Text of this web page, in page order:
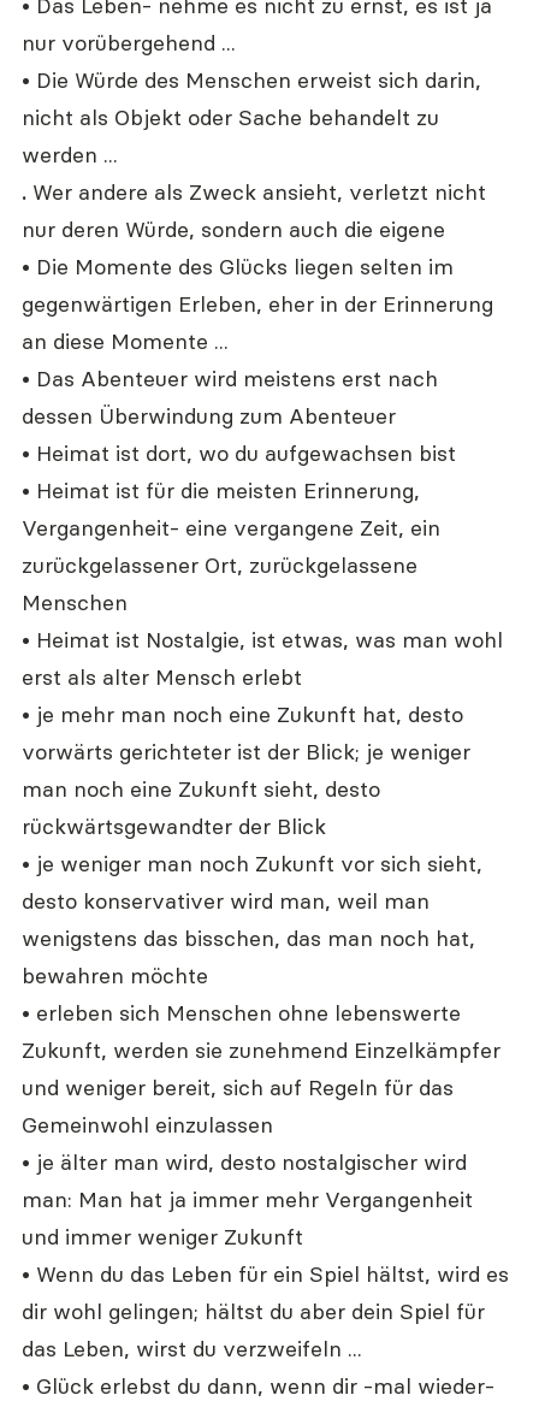
nur vorübergehend ...
• Die Würde des Menschen erweist sich darin,
nicht als Objekt oder Sache behandelt zu
werden ...
. Wer andere als Zweck ansieht, verletzt nicht
nur deren Würde, sondern auch die eigene
• Die Momente des Glücks liegen selten im
gegenwärtigen Erleben, eher in der Erinnerung
an diese Momente ...
• Das Abenteuer wird meistens erst nach
dessen Überwindung zum Abenteuer
• Heimat ist dort, wo du aufgewachsen bist
• Heimat ist für die meisten Erinnerung,
Vergangenheit- eine vergangene Zeit, ein
zurückgelassener Ort, zurückgelassene
Menschen
• Heimat ist Nostalgie, ist etwas, was man wohl
erst als alter Mensch erlebt
• je mehr man noch eine Zukunft hat, desto
vorwärts gerichteter ist der Blick; je weniger
man noch eine Zukunft sieht, desto
rückwärtsgewandter der Blick
• je weniger man noch Zukunft vor sich sieht,
desto konservativer wird man, weil man
wenigstens das bisschen, das man noch hat,
bewahren möchte
• erleben sich Menschen ohne lebenswerte
Zukunft, werden sie zunehmend Einzelkämpfer
und weniger bereit, sich auf Regeln für das
Gemeinwohl einzulassen
• je älter man wird, desto nostalgischer wird
man: Man hat ja immer mehr Vergangenheit
und immer weniger Zukunft
• Wenn du das Leben für ein Spiel hältst, wird es
dir wohl gelingen; hältst du aber dein Spiel für
das Leben, wirst du verzweifeln ...
• Glück erlebst du dann, wenn dir -mal wieder-